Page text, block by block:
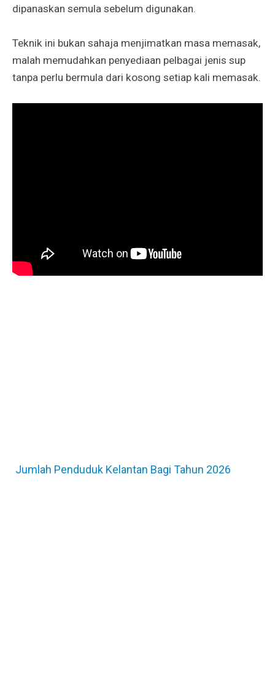
dipanaskan semula sebelum digunakan.
Teknik ini bukan sahaja menjimatkan masa memasak,
malah memudahkan penyediaan pelbagai jenis sup
tanpa perlu bermula dari kosong setiap kali memasak.
Jumlah Penduduk Kelantan Bagi Tahun 2026